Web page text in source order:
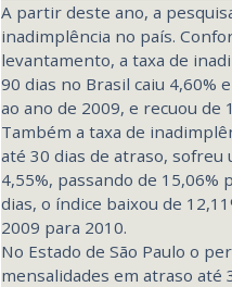
A partir deste ano, a
inadimplência no país.
levantamento, a taxa de
90 dias no Brasil caiu 4,60%
ao ano de 2009, e recuou de
Também a taxa de
até 30 dias de atraso, sofreu
4,55%, passando de 15,06%
dias, o índice baixou de
2009 para 2010.
No Estado de São Paulo o
mensalidades em atraso até